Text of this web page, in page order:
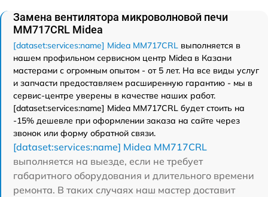
Замена вентилятора микроволновой печи
MM717CRL Midea
[dataset:services:name] Midea MM717CRL выполняется в
нашем профильном сервисном центр Midea в Казани
мастерами с огромным опытом - от 5 лет. На все виды услуг
и запчасти предоставляем расширенную гарантию - мы в
сервис-центре уверены в качестве наших работ.
[dataset:services:name] Midea MM717CRL будет стоить на
-15% дешевле при оформлении заказа на сайте через
звонок или форму обратной связи.
[dataset:services:name] Midea MM717CRL
выполняется на выезде, если не требует
габаритного оборудования и длительного времени
ремонта. В таких случаях наш мастер доставит